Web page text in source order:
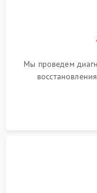
Мы проведем